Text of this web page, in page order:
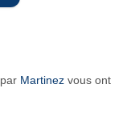
Martinez vous ont